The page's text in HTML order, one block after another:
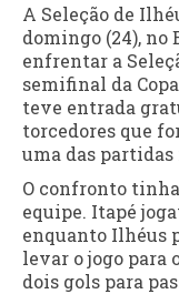
A Seleção de
domingo (24), no
enfrentar a
semifinal da
teve entrada
torcedores que
uma das
O confronto
equipe. Itapé
enquanto Ilhéus
levar o jogo para
dois gols para